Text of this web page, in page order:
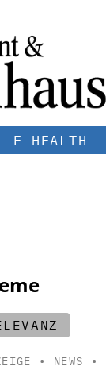
E-HEALTH
• NEWS •